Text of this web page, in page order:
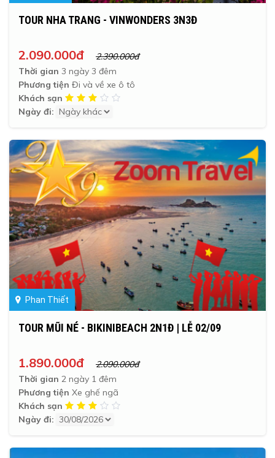
TOUR NHA TRANG - VINWONDERS 3N3Đ
2.090.000đ
2.390.000đ
Thời gian 3 ngày 3 đêm
Phương tiện Đi và về xe ô tô
Khách sạn
Ngày đi:
Phan Thiết
TOUR MŨI NÉ - BIKINIBEACH 2N1Đ | LỄ 02/09
1.890.000đ
2.090.000đ
Thời gian 2 ngày 1 đêm
Phương tiện Xe ghế ngã
Khách sạn
Ngày đi: